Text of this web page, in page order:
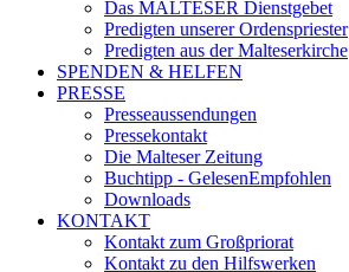
Das MALTESER Dienstgebet
Predigten unserer Ordenspriester
Predigten aus der Malteserkirche
SPENDEN & HELFEN
PRESSE
Presseaussendungen
Pressekontakt
Die Malteser Zeitung
Buchtipp - GelesenEmpfohlen
Downloads
KONTAKT
Kontakt zum Großpriorat
Kontakt zu den Hilfswerken